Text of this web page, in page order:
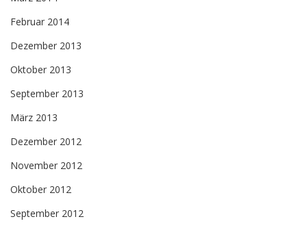
Februar 2014
Dezember 2013
Oktober 2013
September 2013
März 2013
Dezember 2012
November 2012
Oktober 2012
September 2012